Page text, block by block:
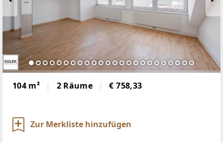
104 m² 2 Räume € 758,33
Zur Merkliste hinzufügen